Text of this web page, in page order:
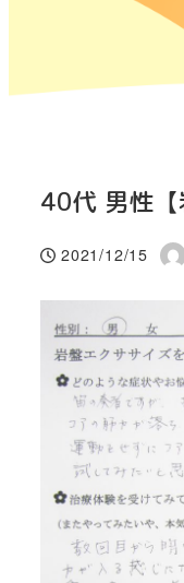
40代 男性【
投稿日
2021/12/15
著